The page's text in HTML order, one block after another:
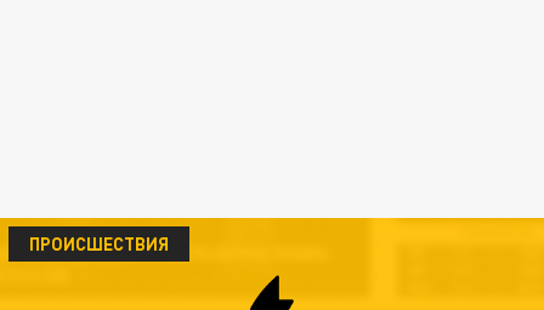
ПРОИСШЕСТВИЯ